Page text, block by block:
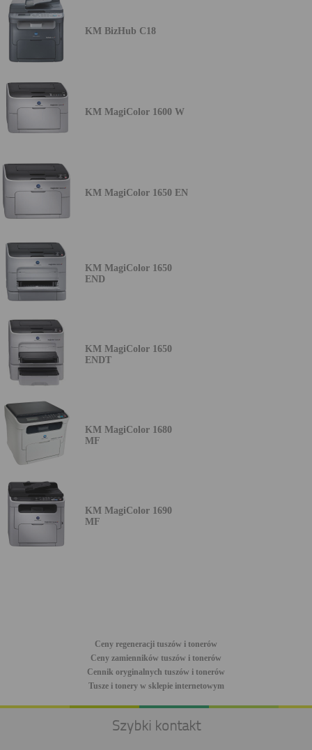
KM BizHub C18
KM MagiColor 1600 W
KM MagiColor 1650 EN
KM MagiColor 1650
END
KM MagiColor 1650
ENDT
KM MagiColor 1680
MF
KM MagiColor 1690
MF
Ceny regeneracji tuszów i tonerów
Ceny zamienników tuszów i tonerów
Cennik oryginalnych tuszów i tonerów
Tusze i tonery w sklepie internetowym
Szybki kontakt